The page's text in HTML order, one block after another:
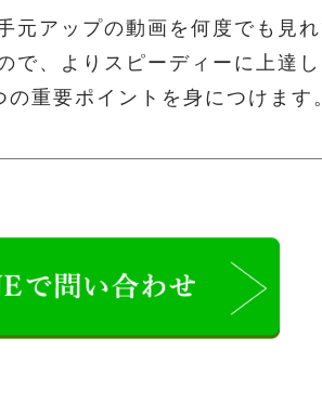
元アップの動画を何度でも見
で、よりスピーディーに上達
の重要ポイントを身につけます